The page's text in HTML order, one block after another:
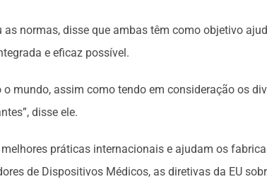
normas, disse que ambas têm como objetivo
e eficaz possível.
mundo, assim como tendo em consideração os
disse ele.
práticas internacionais e ajudam os
de Dispositivos Médicos, as diretivas da EU